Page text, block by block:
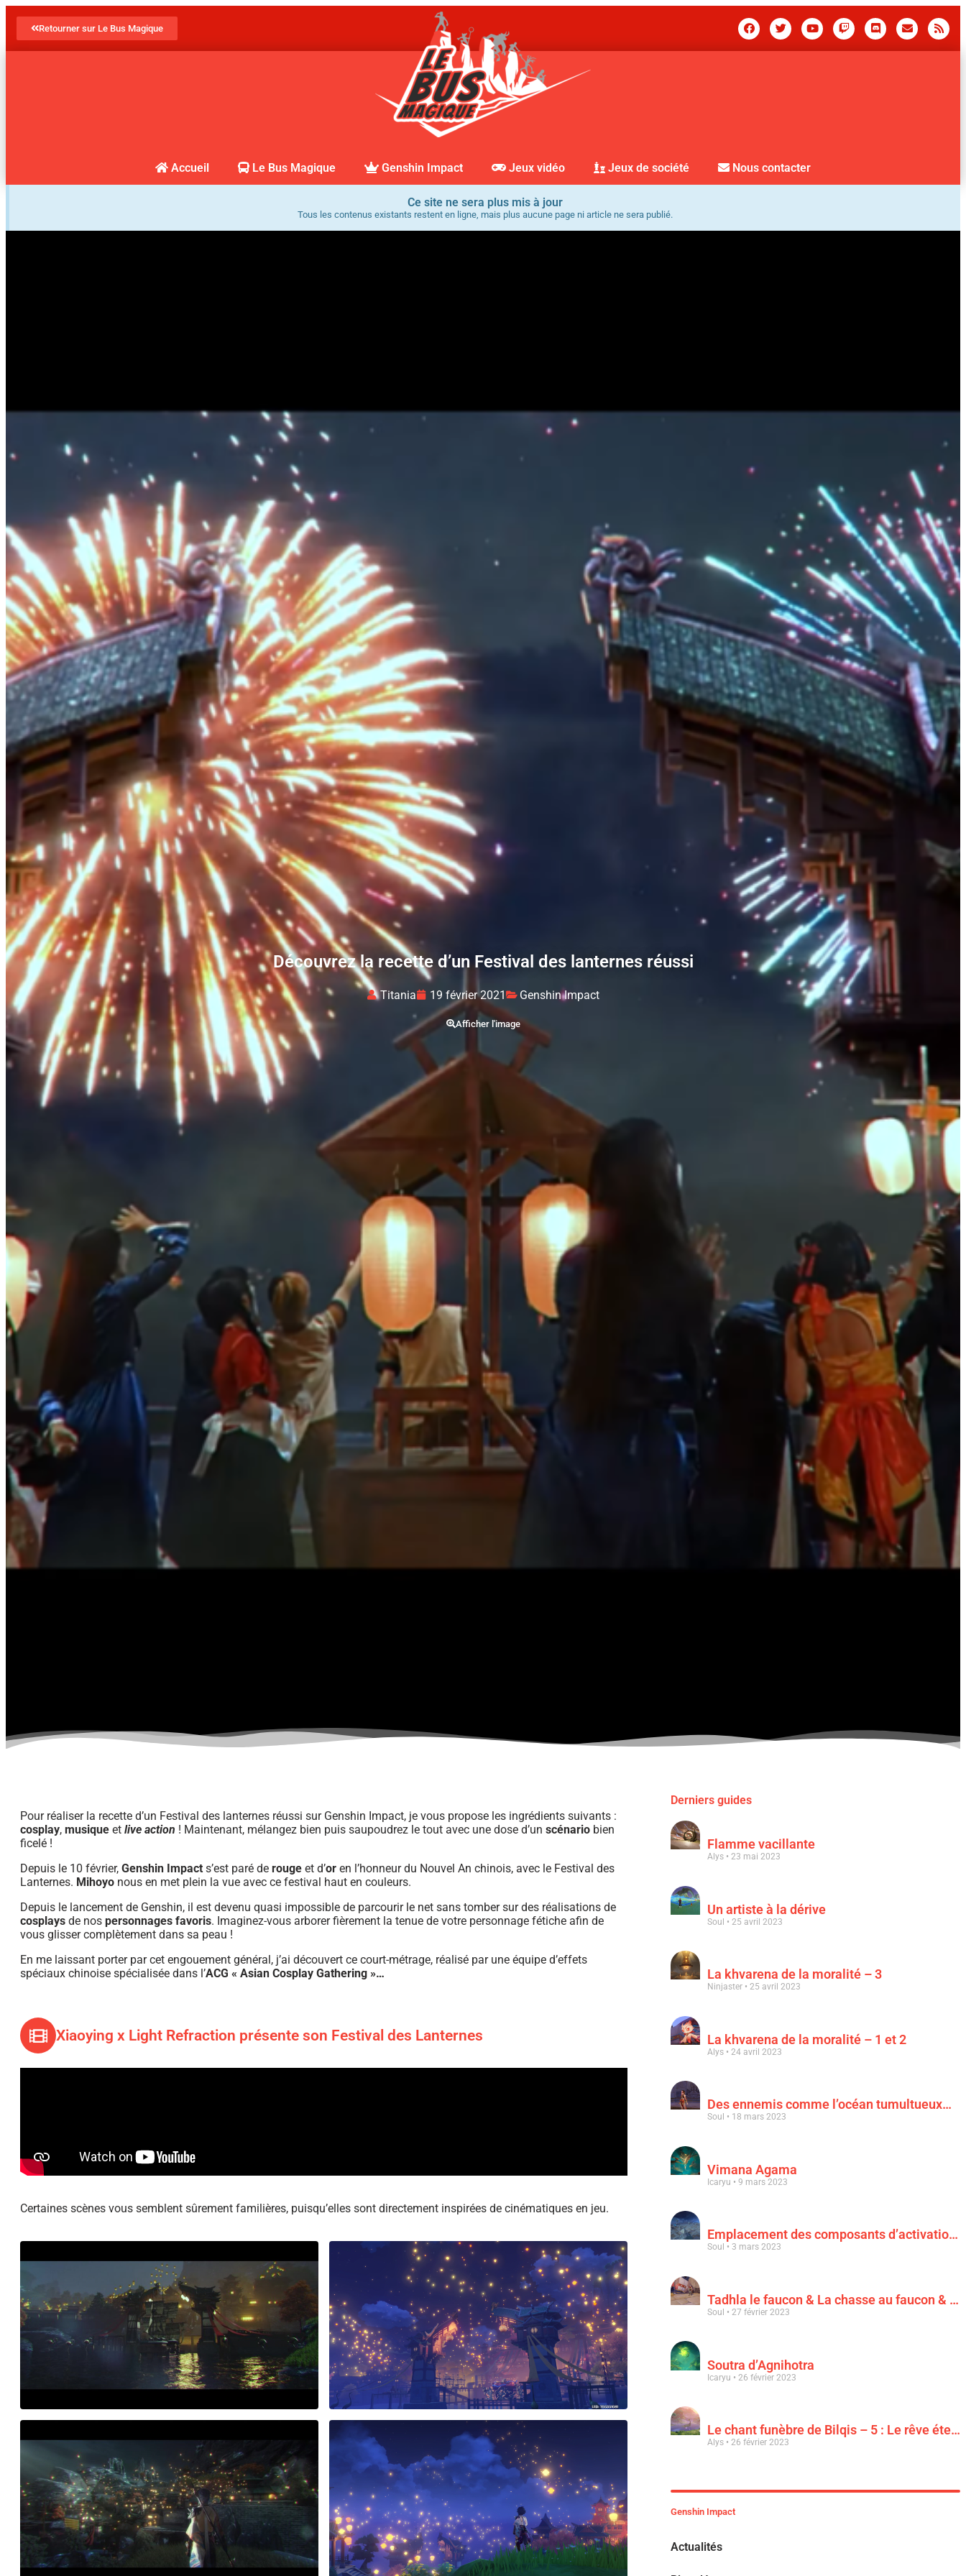
Retourner sur Le Bus Magique
Accueil Le Bus Magique Genshin Impact Jeux vidéo Jeux de société Nous contacter
Ce site ne sera plus mis à jour
Tous les contenus existants restent en ligne, mais plus aucune page ni article ne sera publié.
Découvrez la recette d’un Festival des lanternes réussi
Titania 19 février 2021 Genshin Impact
Afficher l'image
Pour réaliser la recette d’un Festival des lanternes réussi sur Genshin Impact, je vous propose les ingrédients suivants :
cosplay, musique et live action ! Maintenant, mélangez bien puis saupoudrez le tout avec une dose d’un scénario bien
ficelé !
Depuis le 10 février, Genshin Impact s’est paré de rouge et d’or en l’honneur du Nouvel An chinois, avec le Festival des
Lanternes. Mihoyo nous en met plein la vue avec ce festival haut en couleurs.
Depuis le lancement de Genshin, il est devenu quasi impossible de parcourir le net sans tomber sur des réalisations de
cosplays de nos personnages favoris. Imaginez-vous arborer fièrement la tenue de votre personnage fétiche afin de
vous glisser complètement dans sa peau !
En me laissant porter par cet engouement général, j’ai découvert ce court-métrage, réalisé par une équipe d’effets
spéciaux chinoise spécialisée dans l’ACG « Asian Cosplay Gathering »…
Xiaoying x Light Refraction présente son Festival des Lanternes
Certaines scènes vous semblent sûrement familières, puisqu’elles sont directement inspirées de cinématiques en jeu.
Derniers guides
Flamme vacillante
Alys 23 mai 2023
Un artiste à la dérive
Soul 25 avril 2023
La khvarena de la moralité – 3
Ninjaster 25 avril 2023
La khvarena de la moralité – 1 et 2
Alys 24 avril 2023
Des ennemis comme l’océan tumultueux…
Soul 18 mars 2023
Vimana Agama
Icaryu 9 mars 2023
Emplacement des composants d’activation & « Au clair de la lune rouge sang »
Soul 3 mars 2023
Tadhla le faucon & La chasse au faucon & Le faucon déchu
Soul 27 février 2023
Soutra d’Agnihotra
Icaryu 26 février 2023
Le chant funèbre de Bilqis – 5 : Le rêve éternel d’une luxuriance épanouie
Alys 26 février 2023
Genshin Impact
Actualités